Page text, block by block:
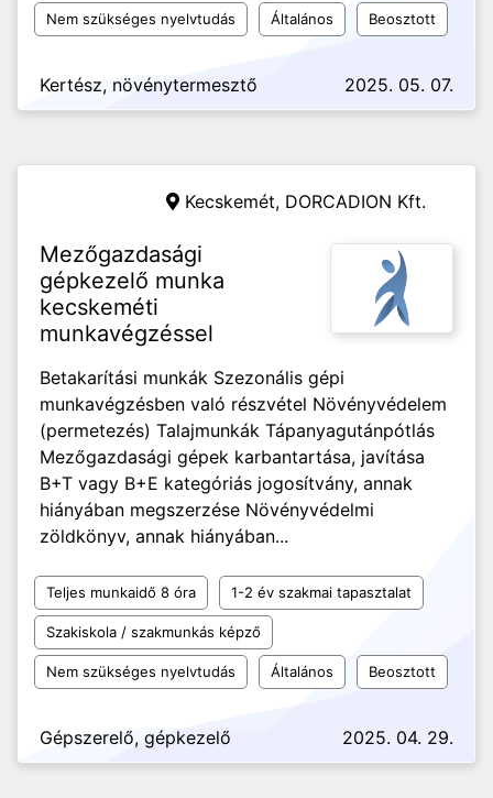
Nem szükséges nyelvtudás Általános Beosztott
Kertész, növénytermesztő 2025. 05. 07.
Kecskemét, DORCADION Kft.
Mezőgazdasági
gépkezelő munka
kecskeméti
munkavégzéssel
Betakarítási munkák Szezonális gépi
munkavégzésben való részvétel Növényvédelem
(permetezés) Talajmunkák Tápanyagutánpótlás
Mezőgazdasági gépek karbantartása, javítása
B+T vagy B+E kategóriás jogosítvány, annak
hiányában megszerzése Növényvédelmi
zöldkönyv, annak hiányában...
Teljes munkaidő 8 óra 1-2 év szakmai tapasztalat
Szakiskola / szakmunkás képző
Nem szükséges nyelvtudás Általános Beosztott
Gépszerelő, gépkezelő 2025. 04. 29.